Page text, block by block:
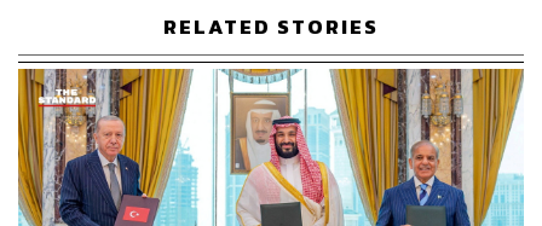
ข้อเรียกร้อง 13 ข้อจากซาอุดีอาระเบียต่อกาตาร์
1. เรียกร้องให้กาตาร์ประกาศลดความสัมพันธ์ทางการทูต
กับอิหร่าน หยุดพันธกิจความสัมพันธ์ทางการทูตของอิหร่าน
ในกาตาร์ สิ้นสุดความร่วมมือทางทหารและความร่วมมือ
ด้านข่าวกรองกับอิหร่าน รวมถึงกาตาร์ต้องร่วมมือกับสหรัฐฯ
และนานาชาติในการคว่ำบาตรอิหร่าน
RELATED STORIES